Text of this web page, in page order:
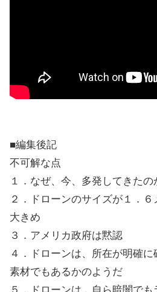
■編集後記
不可解な点
１．なぜ、今、多発してきたの
２．ドローンのサイズが１．
大きめ
３．アメリカ政府は黙認
４．ドローンは、所在が明確
素材でもあるかのようだ